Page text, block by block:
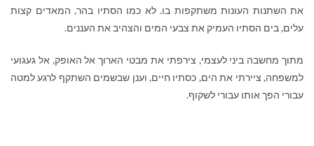
את השתנות העונות משתקפות בו. לא כמו הסתיו בהר, המאדים קצות
עלים, בים הסתיו העמיק את צבעי המים והצהיב את העננים.
מתוך מחשבה ביני לעצמי, צירפתי את מבטי הארוך אל האופק, אל געגועי
למשפחה, ציירתי את הים, כסתיו חיים, וענן שבשמים השתקף לרגע למטה
עבורי הפך אותו עבורי לשקוף.